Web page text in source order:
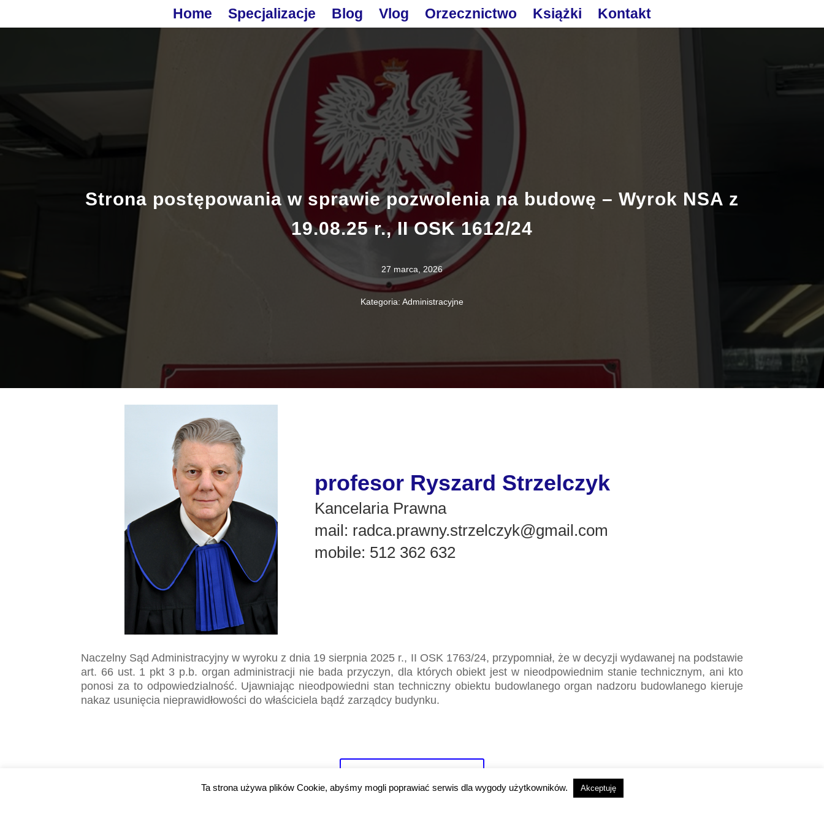
Home Specjalizacje Blog Vlog Orzecznictwo Książki Kontakt
Strona postępowania w sprawie pozwolenia na budowę – Wyrok NSA z
19.08.25 r., II OSK 1612/24
27 marca, 2026
Kategoria: Administracyjne
profesor Ryszard Strzelczyk
Kancelaria Prawna
mail: radca.prawny.strzelczyk@gmail.com
mobile: 512 362 632
Naczelny Sąd Administracyjny w wyroku z dnia 19 sierpnia 2025 r., II OSK 1763/24, przypomniał, że w decyzji wydawanej na podstawie
art. 66 ust. 1 pkt 3 p.b. organ administracji nie bada przyczyn, dla których obiekt jest w nieodpowiednim stanie technicznym, ani kto
ponosi za to odpowiedzialność. Ujawniając nieodpowiedni stan techniczny obiektu budowlanego organ nadzoru budowlanego kieruje
nakaz usunięcia nieprawidłowości do właściciela bądź zarządcy budynku.
Ta strona używa plików Cookie, abyśmy mogli poprawiać serwis dla wygody użytkowników. Akceptuję